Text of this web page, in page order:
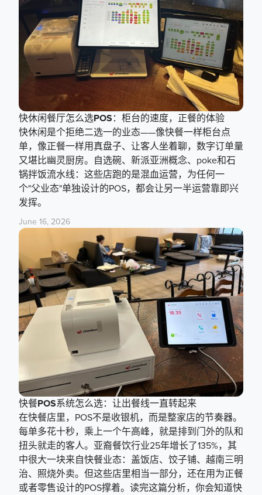
快休闲餐厅怎么选POS：柜台的速度，正餐的体验
快休闲是个拒绝二选一的业态——像快餐一样柜台点
单，像正餐一样用真盘子、让客人坐着聊，数字订单量
又堪比幽灵厨房。自选碗、新派亚洲概念、poke和石
锅拌饭流水线：这些店跑的是混血运营，为任何一
个"父业态"单独设计的POS，都会让另一半运营靠即兴
发挥。
June 16, 2026
快餐POS系统怎么选：让出餐线一直转起来
在快餐店里，POS不是收银机，而是整家店的节奏器。
每单多花十秒，乘上一个午高峰，就是排到门外的队和
扭头就走的客人。亚裔餐饮行业25年增长了135%，其
中很大一块来自快餐业态：盖饭店、饺子铺、越南三明
治、照烧外卖。但这些店里相当一部分，还在用为正餐
或者零售设计的POS撑着。读完这篇分析，你会知道快